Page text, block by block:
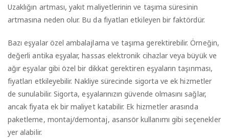
Uzaklığın artması, yakıt maliyetlerinin ve taşıma süresinin
artmasına neden olur. Bu da fiyatları etkileyen bir faktördür.
Bazı eşyalar özel ambalajlama ve taşıma gerektirebilir. Örneğin,
değerli antika eşyalar, hassas elektronik cihazlar veya büyük ve
ağır eşyalar gibi özel bir dikkat gerektiren eşyaların taşınması,
fiyatları etkileyebilir. Nakliye sürecinde sigorta ve ek hizmetler
de sunulabilir. Sigorta, eşyalarınızın güvende olmasını sağlar,
ancak fiyata ek bir maliyet katabilir. Ek hizmetler arasında
paketleme, montaj/demontaj, asansör kullanımı gibi seçenekler
yer alabilir.